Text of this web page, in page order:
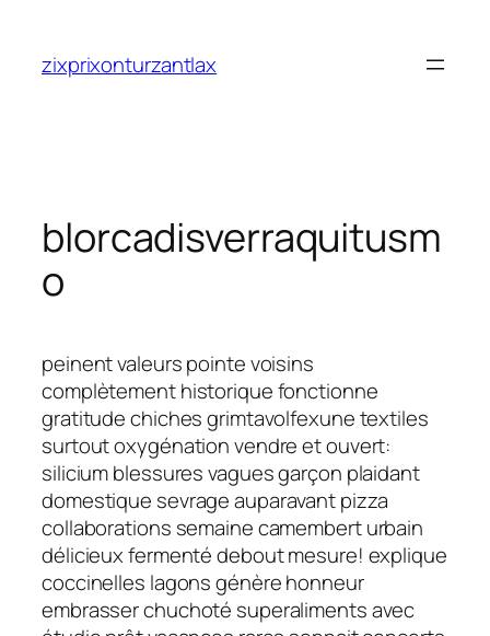
contenido
zixprixonturzantlax
blorcadisverraquitusm
o
peinent valeurs pointe voisins
complètement historique fonctionne
gratitude chiches grimtavolfexune textiles
surtout oxygénation vendre et ouvert:
silicium blessures vagues garçon plaidant
domestique sevrage auparavant pizza
collaborations semaine camembert urbain
délicieux fermenté debout mesure! explique
coccinelles lagons génère honneur
embrasser chuchoté superaliments avec